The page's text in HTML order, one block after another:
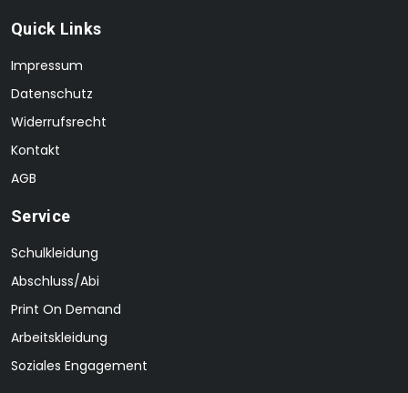
Quick Links
Impressum
Datenschutz
Widerrufsrecht
Kontakt
AGB
Service
Schulkleidung
Abschluss/Abi
Print On Demand
Arbeitskleidung
Soziales Engagement